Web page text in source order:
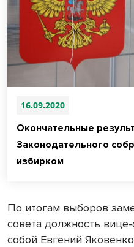
16.09.2020
Окончательные
Законодательного
избирком
По итогам выборов
совета должность
собой Евгений